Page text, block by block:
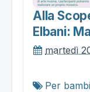
Alla
Elbani:
martedì
Per